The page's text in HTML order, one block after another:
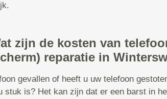
zijn de kosten van
reparatie in
gevallen of heeft u uw telefoon
stuk is? Het kan zijn dat er een barst in